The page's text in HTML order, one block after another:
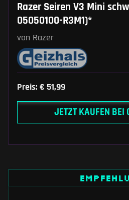
Razer Seiren V3 Mini
05050100-R3M1)*
von Razer
Preis: € 51,99
JETZT KAUFEN BEI